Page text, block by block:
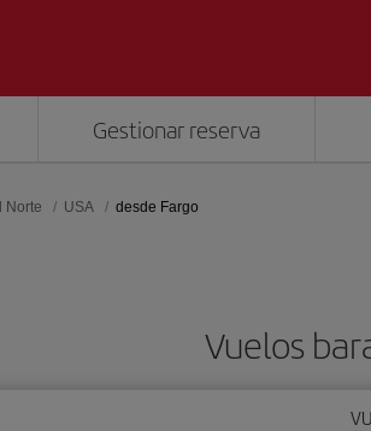
Gestionar reserva
Norte USA desde Fargo
Vuelos